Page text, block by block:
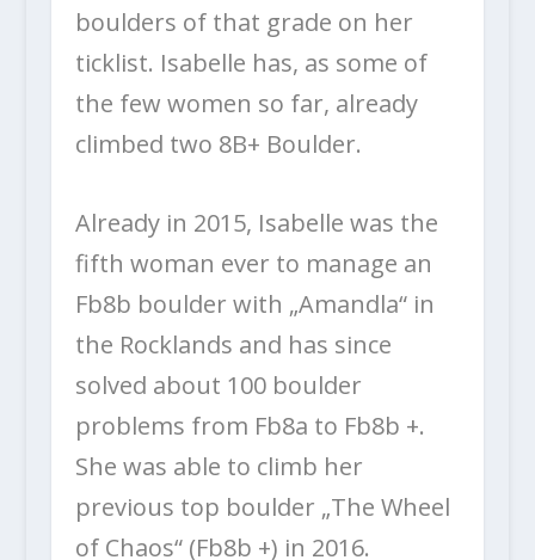
boulders of that grade on her
ticklist. Isabelle has, as some of
the few women so far, already
climbed two 8B+ Boulder.
Already in 2015, Isabelle was the
fifth woman ever to manage an
Fb8b boulder with „Amandla“ in
the Rocklands and has since
solved about 100 boulder
problems from Fb8a to Fb8b +.
She was able to climb her
previous top boulder „The Wheel
of Chaos“ (Fb8b +) in 2016.